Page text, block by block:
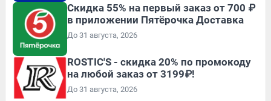
Скидка 55% на первый заказ от 700 ₽
в приложении Пятёрочка Доставка
До 31 августа, 2026
ROSTIC'S - скидка 20% по промокоду
на любой заказ от 3199₽!
До 31 августа, 2026